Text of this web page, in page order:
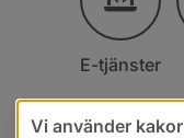
E-tjänster
Vi använder kakor